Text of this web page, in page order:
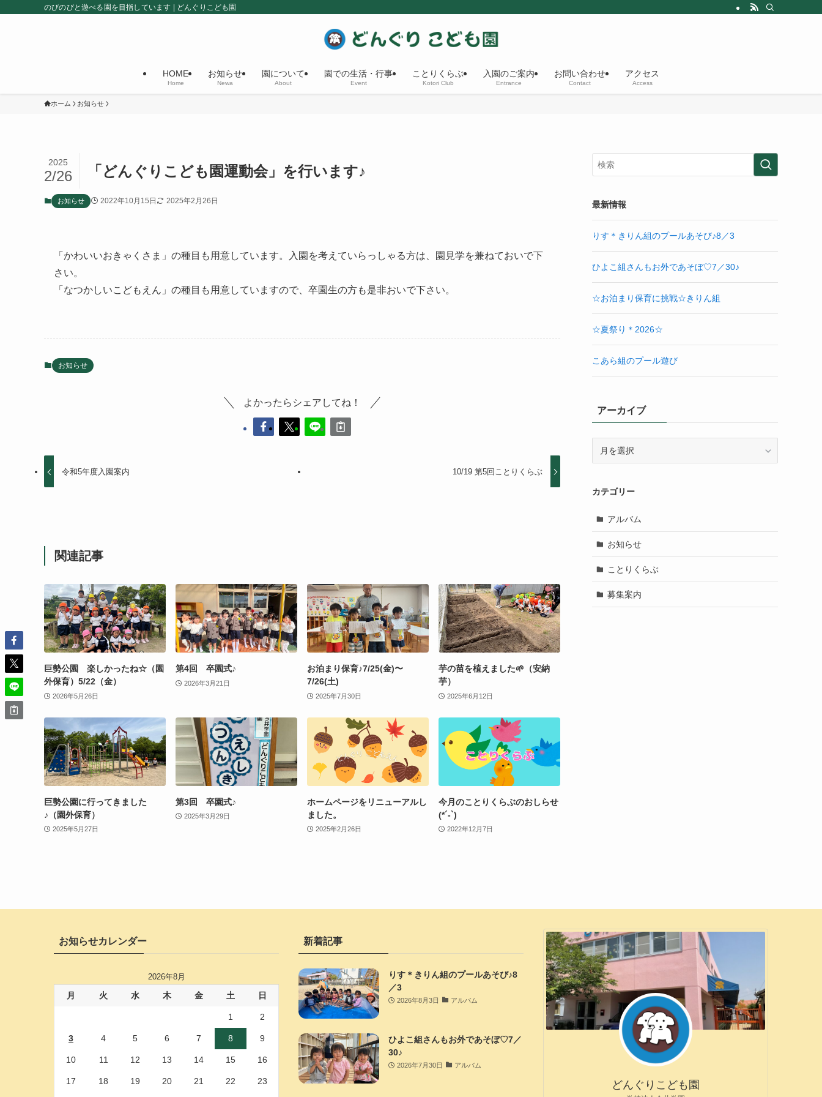
のびのびと遊べる園を目指しています | どんぐりこども園
HOME
Home
お知らせ
Newa
園について
About
園での生活・行事
Event
ことりくらぶ
Kotori Club
入園のご案内
Entrance
お問い合わせ
Contact
アクセス
Access
ホーム お知らせ
「どんぐりこども園運動会」を行います♪
2025
2/26
お知らせ 2022年10月15日 2025年2月26日
「かわいいおきゃくさま」の種目も用意しています。入園を考えていらっしゃる方は、園見学を兼ねておいで下
さい。
「なつかしいこどもえん」の種目も用意していますので、卒園生の方も是非おいで下さい。
お知らせ
よかったらシェアしてね！
令和5年度入園案内 10/19 第5回ことりくらぶ
関連記事
巨勢公園 楽しかったね☆（園
外保育）5/22（金）
2026年5月26日
第4回 卒園式♪
2026年3月21日
お泊まり保育♪7/25(金)〜
7/26(土)
2025年7月30日
芋の苗を植えました🌱（安納
芋）
2025年6月12日
巨勢公園に行ってきました
♪（園外保育）
2025年5月27日
第3回 卒園式♪
2025年3月29日
ホームページをリニューアルし
ました。
2025年2月26日
今月のことりくらぶのおしらせ
(*´-`)
2022年12月7日
最新情報
りす＊きりん組のプールあそび♪8／3
ひよこ組さんもお外であそぼ♡7／30♪
☆お泊まり保育に挑戦☆きりん組
☆夏祭り＊2026☆
こあら組のプール遊び
アーカイブ
ブ
カテゴリー
アルバム
お知らせ
ことりくらぶ
募集案内
お知らせカレンダー
2026年8月
月 火 水 木 金 土 日
1 2
3 4 5 6 7 8 9
10 11 12 13 14 15 16
17 18 19 20 21 22 23
新着記事
りす＊きりん組のプールあそび♪8
／3
2026年8月3日 アルバム
ひよこ組さんもお外であそぼ♡7／
30♪
2026年7月30日 アルバム
どんぐりこども園